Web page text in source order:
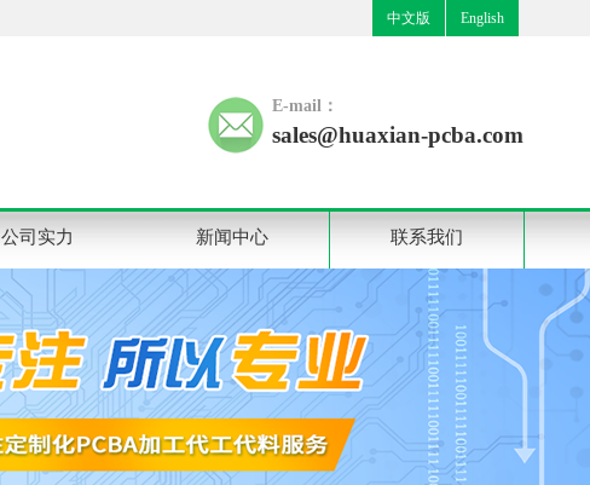
中文版 English
E-mail：
sales@huaxian-pcba.com
公司实力 新闻中心 联系我们